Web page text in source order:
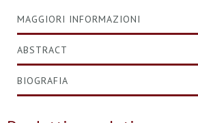
MAGGIORI INFORMAZIONI
ABSTRACT
BIOGRAFIA